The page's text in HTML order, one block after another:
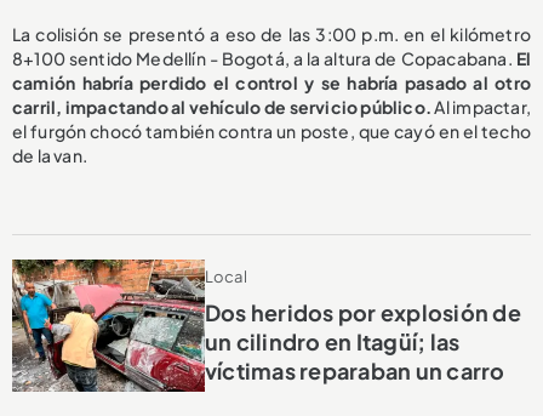
La colisión se presentó a eso de las 3:00 p.m. en el kilómetro
8+100 sentido Medellín - Bogotá, a la altura de Copacabana. El
camión habría perdido el control y se habría pasado al otro
carril, impactando al vehículo de servicio público.Al impactar,
el furgón chocó también contra un poste, que cayó en el techo
de la van.
Local
Dos heridos por explosión de
un cilindro en Itagüí; las
víctimas reparaban un carro